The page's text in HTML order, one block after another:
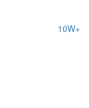
10W+